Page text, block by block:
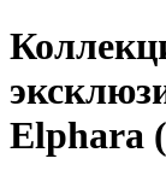
Elphara